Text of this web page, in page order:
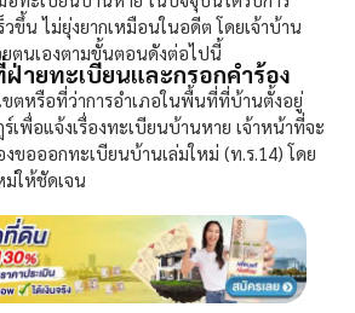
ขึ้น ไม่ยุ่งยากเหมือนในอดีต โดยเจ้าบ้าน
ยตนเองตามขั้นตอนดังต่อไปนี้
ายทะเบียนและกรอกคำร้อง
ขตหรือที่ว่าการอำเภอในพื้นที่ที่บ้านตั้งอยู่
เพื่อแจ้งเรื่องทะเบียนบ้านหาย เจ้าหน้าที่จะ
ขอออกทะเบียนบ้านเล่มใหม่ (ท.ร.14) โดย
ม่ให้ชัดเจน